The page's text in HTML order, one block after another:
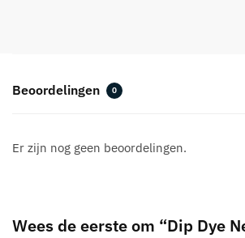
Beoordelingen 0
Er zijn nog geen beoordelingen.
Wees de eerste om “Dip Dye